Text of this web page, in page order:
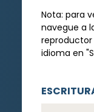
Nota: para
navegue a
reproductor
idioma en